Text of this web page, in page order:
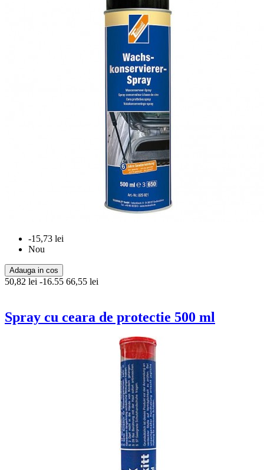
-15,73 lei
Nou
Adauga in cos
50,82 lei -16.55 66,55 lei
Spray cu ceara de protectie 500 ml